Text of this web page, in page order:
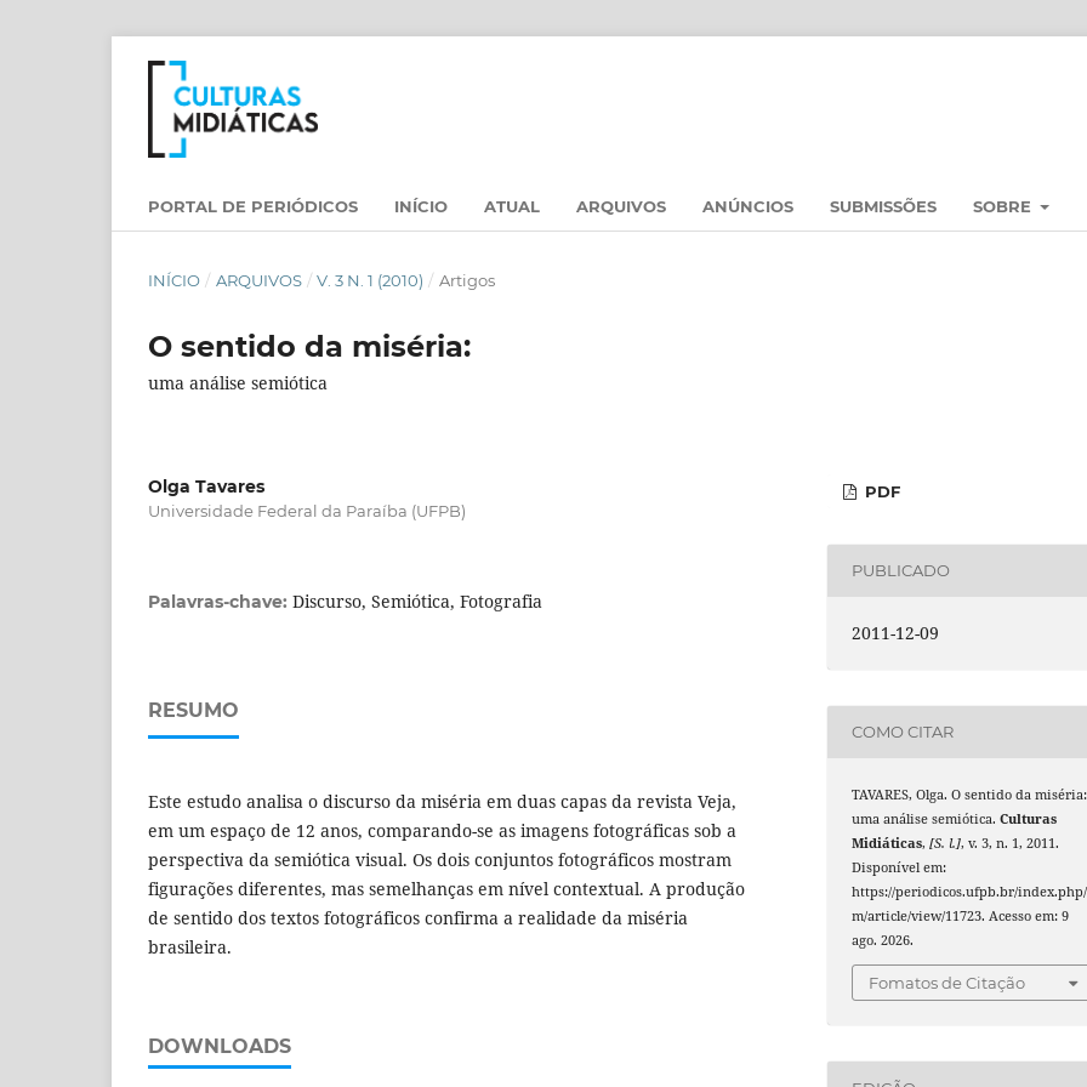
PORTAL DE PERIÓDICOS INÍCIO ATUAL ARQUIVOS ANÚNCIOS SUBMISSÕES SOBRE
INÍCIO / ARQUIVOS / V. 3 N. 1 (2010) / Artigos
O sentido da miséria:
uma análise semiótica
Olga Tavares
Universidade Federal da Paraíba (UFPB)
Palavras-chave: Discurso, Semiótica, Fotografia
RESUMO
Este estudo analisa o discurso da miséria em duas capas da revista Veja,
em um espaço de 12 anos, comparando-se as imagens fotográficas sob a
perspectiva da semiótica visual. Os dois conjuntos fotográficos mostram
figurações diferentes, mas semelhanças em nível contextual. A produção
de sentido dos textos fotográficos confirma a realidade da miséria
brasileira.
DOWNLOADS
PDF
PUBLICADO
2011-12-09
COMO CITAR
TAVARES, Olga. O sentido da
uma análise semiótica.Culturas
Midiáticas,[S. l.], v. 3, n. 1, 2011.
Disponível em:
https://periodicos.ufpb.br/
m/article/view/11723. Acesso em: 9
ago. 2026.
Fomatos de Citação